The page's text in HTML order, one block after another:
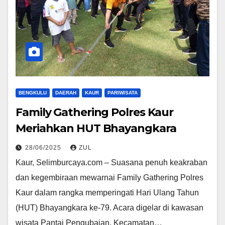
BENGKULU DAERAH KAUR PARIWISATA
Family Gathering Polres Kaur
Meriahkan HUT Bhayangkara
28/06/2025 ZUL
Kaur, Selimburcaya.com – Suasana penuh keakraban
dan kegembiraan mewarnai Family Gathering Polres
Kaur dalam rangka memperingati Hari Ulang Tahun
(HUT) Bhayangkara ke-79. Acara digelar di kawasan
wisata Pantai Pengubaian, Kecamatan…